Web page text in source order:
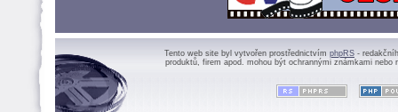
Tento web site byl vytvořen prostřednictvím phpRS -
produktů, firem apod. mohou být ochrannými známkami